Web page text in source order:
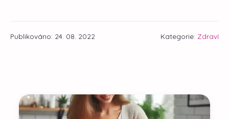
Publikováno: 24. 08. 2022 Kategorie: Zdraví